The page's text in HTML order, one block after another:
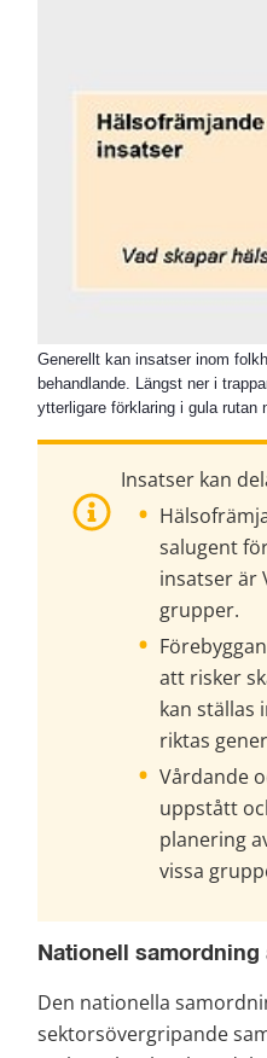
Generellt kan insatser inom
behandlande. Längst ner i
ytterligare förklaring i gula rutan
Insatser kan
salugent
insatser är
grupper.
att risker
kan ställas
riktas
Vårdande
uppstått
planering
vissa
Nationell
Den nationella
sektorsövergripande